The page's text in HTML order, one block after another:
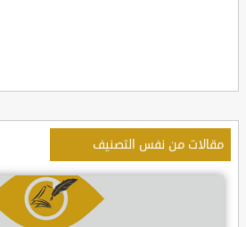
مقالات من نفس التصنيف